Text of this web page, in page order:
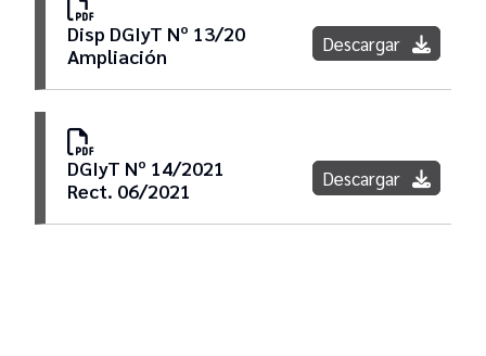
Disp DGIyT Nº 13/20
Ampliación
Descargar
DGIyT Nº 14/2021
Rect. 06/2021
Descargar